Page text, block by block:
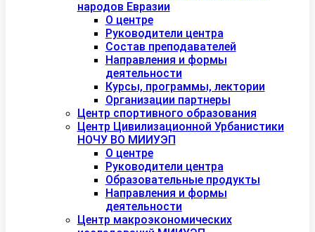
народов Евразии
О центре
Руководители центра
Состав преподавателей
Направления и формы
деятельности
Курсы, программы, лектории
Организации партнеры
Центр спортивного образования
Центр Цивилизационной Урбанистики
НОЧУ ВО МИИУЭП
О центре
Руководители центра
Образовательные продукты
Направления и формы
деятельности
Центр макроэкономических